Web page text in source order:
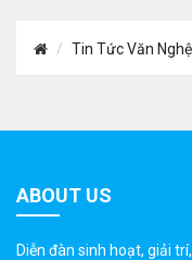
Tin Tức Văn
ABOUT US
Diễn đàn sinh hoạt, giải